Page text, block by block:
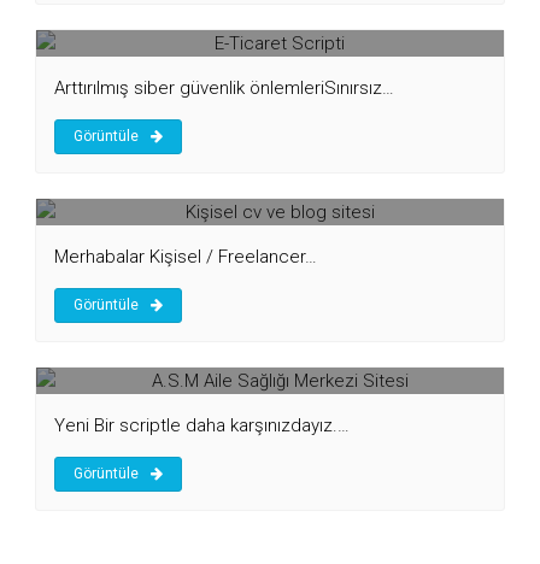
Arttırılmış siber güvenlik önlemleriSınırsız…
Görüntüle
Merhabalar Kişisel / Freelancer…
Görüntüle
Yeni Bir scriptle daha karşınızdayız.…
Görüntüle